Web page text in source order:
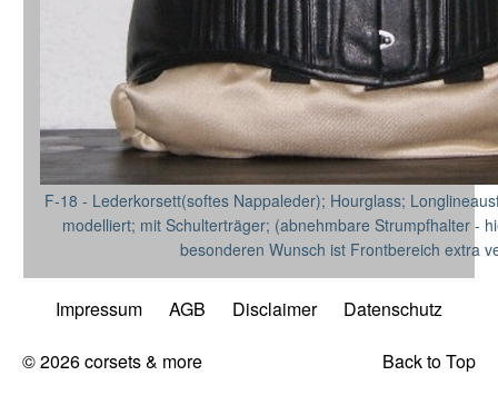
F-18 - Lederkorsett(softes Nappaleder); Hourglass;
modelliert; mit Schulterträger; (abnehmbare Strumpfhalter -
besonderen Wunsch ist Frontbereich extra
Impressum AGB Disclaimer Datenschutz
Back to Top
© 2026 corsets & more